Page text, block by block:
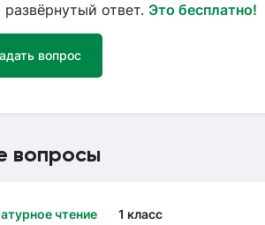
развёрнутый ответ. Это бесплатно!
вопрос
вопросы
чтение 1 класс